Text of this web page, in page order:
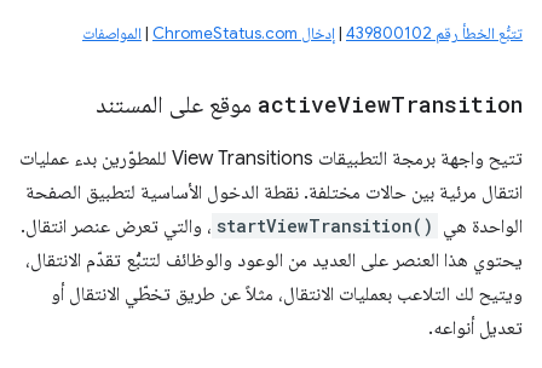
تتبُّع الخطأ رقم 439800102 |إدخال ChromeStatus.com |المواصفات
activeViewTransition موقع على المستند
تتيح واجهة برمجة التطبيقات View Transitions للمطوّرين بدء عمليات
انتقال مرئية بين حالات مختلفة. نقطة الدخول الأساسية لتطبيق الصفحة
الواحدة هي startViewTransition() ، والتي تعرض عنصر انتقال.
يحتوي هذا العنصر على العديد من الوعود والوظائف لتتبُّع تقدّم الانتقال،
ويتيح لك التلاعب بعمليات الانتقال، مثلاً عن طريق تخطّي الانتقال أو
تعديل أنواعه.